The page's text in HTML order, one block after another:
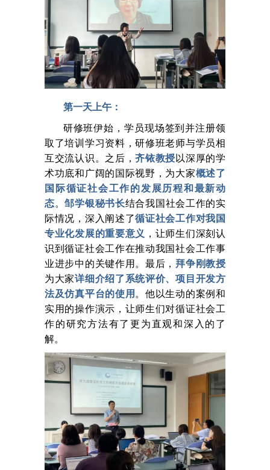
第一天上午：
研修班伊始，学员现场签到并注册领
取了培训学习资料，研修班老师与学员相
互交流认识。之后，齐铱教授 以深厚的学
术功底和广阔的国际视野，为大家概述了
国际循证社会工作的发展历程和最新动
态。邹学银秘书长结合我国社会工作的实
际情况，深入阐述了循证社会工作对我国
专业化发展的重要意义 ，让师生们深刻认
识到循证社会工作在推动我国社会工作事
业进步中的关键作用。最后， 拜争刚教授
为大家详细介绍了系统评价、项目开发方
法及仿真平台的使用 。他以生动的案例和
实用的操作演示，让师生们对循证社会工
作的研究方法有了更为直观和深入的了
解。